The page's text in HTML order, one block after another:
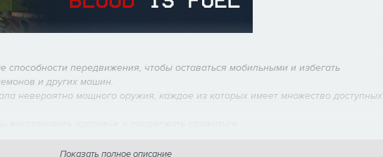
способности передвижения, чтобы оставаться мобильными и избегать
и других машин.
невероятно мощного оружия, каждое из которых имеет множество доступных
Показать полное описание